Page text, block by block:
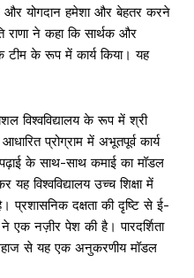
योगदान हमेशा और बेहतर करने
राणा ने कहा कि सार्थक और
के रूप में कार्य किया। यह
विश्वविद्यालय के रूप में श्री
प्रोग्राम में अभूतपूर्व कार्य
के साथ-साथ कमाई का मॉडल
विश्वविद्यालय उच्च शिक्षा में
दक्षता की दृष्टि से ई-
एक नज़ीर पेश की है। पारदर्शिता
से यह एक अनुकरणीय मॉडल